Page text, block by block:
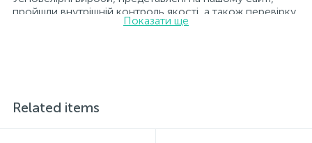
пройшли внутрішній контроль якості, а також перевірку
Державною пробірною службою України; на всіх
Показати ще
Related items